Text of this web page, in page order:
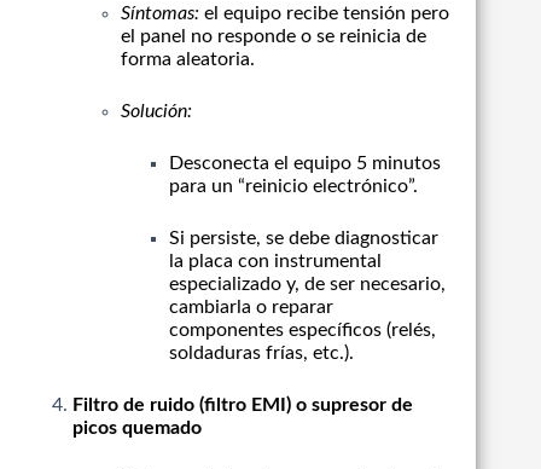
Síntomas: el equipo recibe tensión pero
el panel no responde o se reinicia de
forma aleatoria.
Solución:
Desconecta el equipo 5 minutos
para un “reinicio electrónico”.
Si persiste, se debe diagnosticar
la placa con instrumental
especializado y, de ser necesario,
cambiarla o reparar
componentes específicos (relés,
soldaduras frías, etc.).
Filtro de ruido (filtro EMI) o supresor de
picos quemado